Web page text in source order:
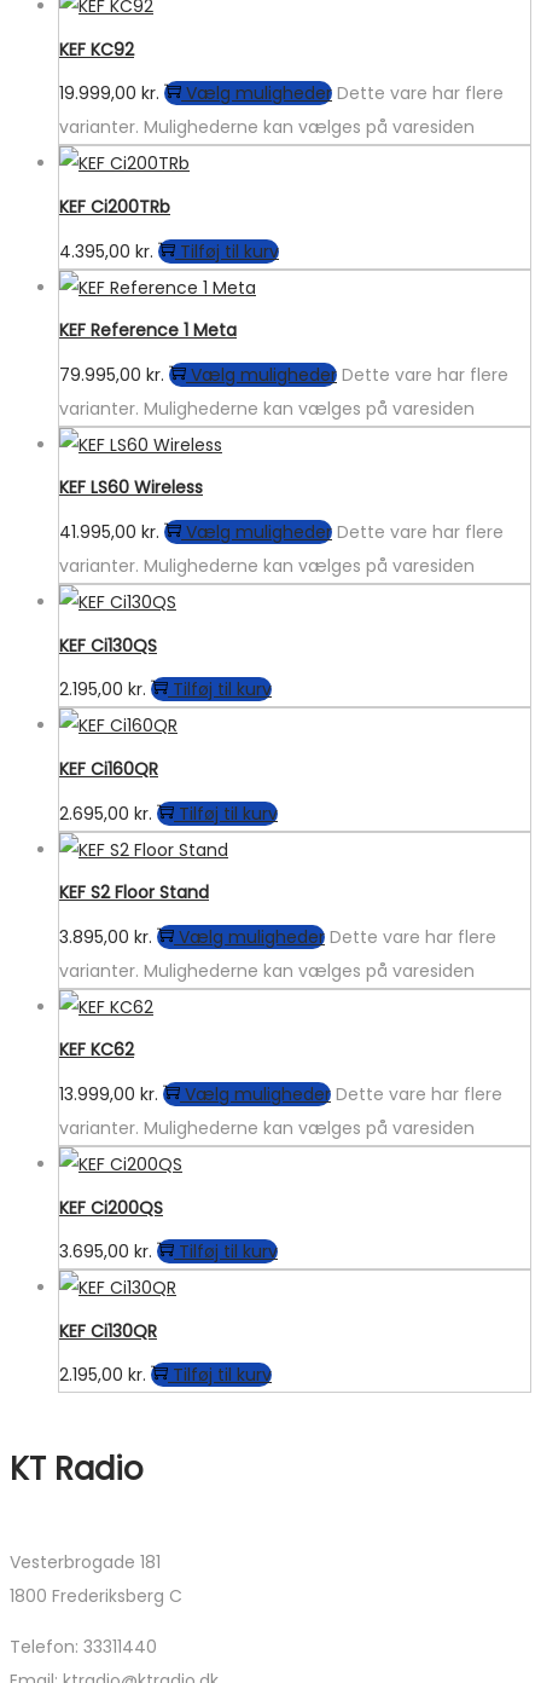
KEF KC92
19.999,00 kr. Vælg muligheder Dette vare har flere
varianter. Mulighederne kan vælges på varesiden
KEF Ci200TRb
4.395,00 kr. Tilføj til kurv
KEF Reference 1 Meta
79.995,00 kr. Vælg muligheder Dette vare har flere
varianter. Mulighederne kan vælges på varesiden
KEF LS60 Wireless
41.995,00 kr. Vælg muligheder Dette vare har flere
varianter. Mulighederne kan vælges på varesiden
KEF Ci130QS
2.195,00 kr. Tilføj til kurv
KEF Ci160QR
2.695,00 kr. Tilføj til kurv
KEF S2 Floor Stand
3.895,00 kr. Vælg muligheder Dette vare har flere
varianter. Mulighederne kan vælges på varesiden
KEF KC62
13.999,00 kr. Vælg muligheder Dette vare har flere
varianter. Mulighederne kan vælges på varesiden
KEF Ci200QS
3.695,00 kr. Tilføj til kurv
KEF Ci130QR
2.195,00 kr. Tilføj til kurv
KT Radio
Vesterbrogade 181
1800 Frederiksberg C
Telefon: 33311440